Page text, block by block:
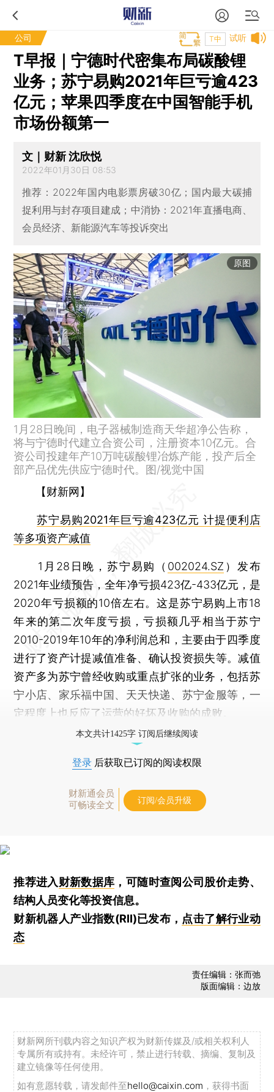
公司 试听
T中
T早报｜宁德时代密集布局碳酸锂
业务；苏宁易购2021年巨亏逾423
亿元；苹果四季度在中国智能手机
市场份额第一
文｜财新 沈欣悦
2022年01月30日 08:53
推荐：2022年国内电影票房破30亿；国内最大碳捕
捉利用与封存项目建成；中消协：2021年直播电商、
会员经济、新能源汽车等投诉突出
原图
1月28日晚间，电子器械制造商天华超净公告称，
将与宁德时代建立合资公司，注册资本10亿元。合
资公司投建年产10万吨碳酸锂冶炼产能，投产后全
部产品优先供应宁德时代。图/视觉中国
【财新网】
苏宁易购2021年巨亏逾423亿元 计提便利店
等多项资产减值
1月28日晚，苏宁易购（ 002024.SZ ）发布
2021年业绩预告，全年净亏损423亿-433亿元，是
2020年亏损额的10倍左右。这是苏宁易购上市18
年来的第二次年度亏损，亏损额几乎相当于苏宁
2010-2019年10年的净利润总和，主要由于四季度
进行了资产计提减值准备、确认投资损失等。减值
资产多为苏宁曾经收购或重点扩张的业务，包括苏
宁小店、家乐福中国、天天快递、苏宁金服等，一
定程度上也反应了运营的好坏及收购的成败。
本文共计1425字 订阅后继续阅读
登录 后获取已订阅的阅读权限
财新通会员
可畅读全文
订阅/会员升级
推荐进入财新数据库 ，可随时查阅公司股价走势、
结构人员变化等投资信息。
财新机器人产业指数(RII)已发布， 点击了解行业动
态
责任编辑：张而弛
版面编辑：边放
财新网所刊载内容之知识产权为财新传媒及/或相关权利人
专属所有或持有。未经许可，禁止进行转载、摘编、复制及
建立镜像等任何使用。
如有意愿转载，请发邮件至hello@caixin.com ，获得书面